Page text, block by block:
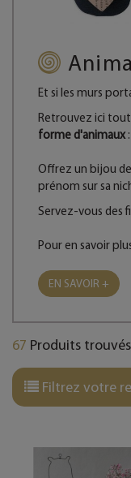
Et si les murs
Retrouvez ici
forme d'animaux:
Offrez un bijou
prénom sur sa
Servez-vous des
Pour en savoir
EN SAVOIR +
67 Produits trouvés
Filtrez votre